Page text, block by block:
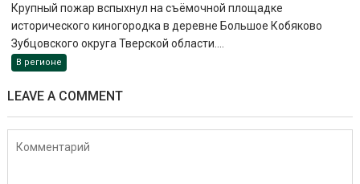
Крупный пожар вспыхнул на съёмочной площадке
исторического киногородка в деревне Большое Кобяково
Зубцовского округа Тверской области....
В регионе
LEAVE A COMMENT